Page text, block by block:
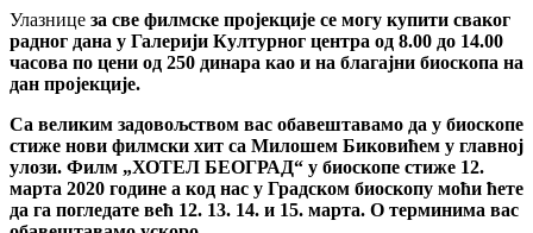
Улазнице за све филмске пројекције се могу купити сваког
радног дана у Галерији Културног центра од 8.00 до 14.00
часова по цени од 250 динара као и на благајни биоскопа на
дан пројекције.
Са великим задовољством вас обавештавамо да у биоскопе
стиже нови филмски хит са Милошем Биковићем у главној
улози. Филм „ХОТЕЛ БЕОГРАД“ у биоскопе стиже 12.
марта 2020 године а код нас у Градском биоскопу моћи ћете
да га погледате већ 12. 13. 14. и 15. марта. О терминима вас